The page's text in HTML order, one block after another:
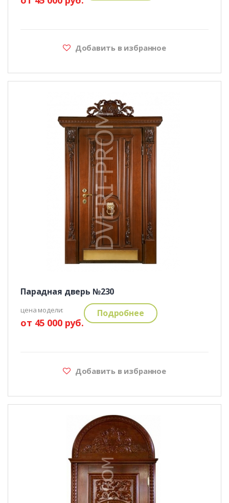
Добавить в избранное
Парадная дверь №230
цена модели:
от 45 000 руб.
Подробнее
Добавить в избранное